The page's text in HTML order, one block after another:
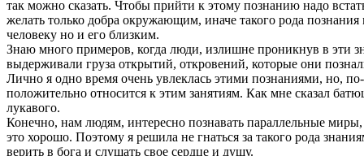
так можно сказать. Чтобы прийти к этому познанию надо
желать только добра окружающим, иначе такого рода
человеку но и его близким.
Знаю много примеров, когда люди, излишне проникнув в эти
выдерживали груза открытий, откровений, которые они
Лично я одно время очень увлеклась этими познаниями, но,
положительно относится к этим занятиям. Как мне сказал
лукавого.
Конечно, нам людям, интересно познавать параллельные
это хорошо. Поэтому я решила не гнаться за такого рода
верить в бога и слушать свое сердце и душу.